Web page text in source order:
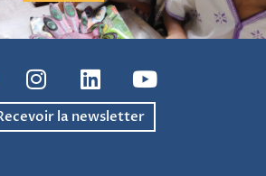
la newsletter